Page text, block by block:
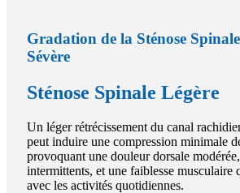
Gradation de la Sténose
Sévère
Sténose Spinale Légère
Un léger rétrécissement du canal
peut induire une compression minimale
provoquant une douleur dorsale
intermittents, et une faiblesse musculaire
avec les activités quotidiennes.